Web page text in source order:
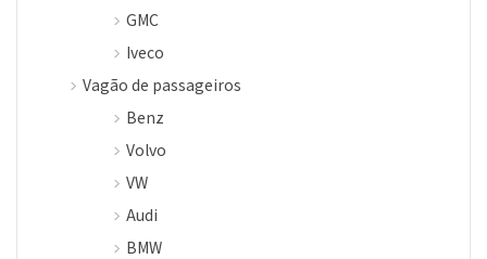
GMC
Iveco
Vagão de passageiros
Benz
Volvo
VW
Audi
BMW